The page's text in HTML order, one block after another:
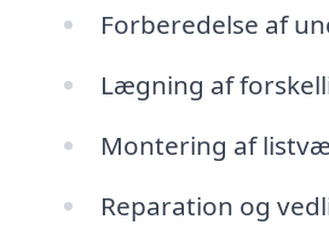
Forberedelse af
Lægning af
Montering af
Reparation og